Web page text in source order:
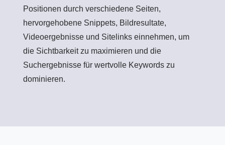
Positionen durch verschiedene Seiten,
hervorgehobene Snippets, Bildresultate,
Videoergebnisse und Sitelinks einnehmen, um
die Sichtbarkeit zu maximieren und die
Suchergebnisse für wertvolle Keywords zu
dominieren.